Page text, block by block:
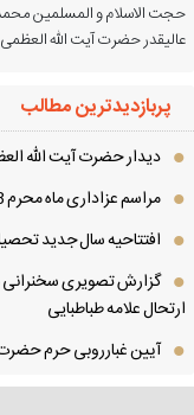
الاسلام و المسلمین محمد
حضرت آیت الله العظمی
پربازدیدترین مطالب
دیدار حضرت آیت الله
مراسم عزاداری ماه محرم 1398 (هجری شمسی) - 1441 (هجری قمری)
افتتاحیه سال جدید تحصیلی
گزارش تصویری سخنرانی
علامه طباطبایی
آیین غبارروبی حرم